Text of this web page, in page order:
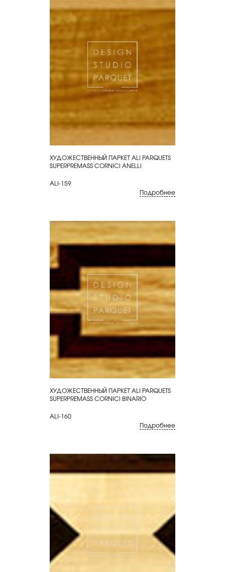
КУПИТЬ
ХУДОЖЕСТВЕННЫЙ ПАРКЕТ ALI PARQUETS
SUPERPREMASS CORNICI ANELLI
ALI-159
Подробнее
КУПИТЬ
ХУДОЖЕСТВЕННЫЙ ПАРКЕТ ALI PARQUETS
SUPERPREMASS CORNICI BINARIO
ALI-160
Подробнее